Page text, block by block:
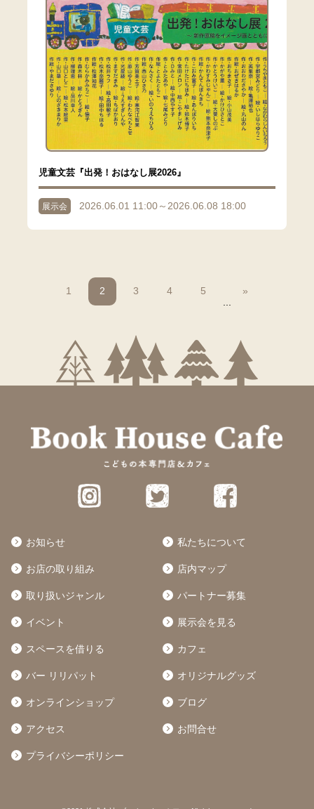
児童文芸『出発！おはなし展2026』
展示会 2026.06.01 11:00～2026.06.08 18:00
1 2 3 4
5
...
»
お知らせ 私たちについて
お店の取り組み 店内マップ
取り扱いジャンル パートナー募集
イベント 展示会を見る
スペースを借りる カフェ
バー リリパット オリジナルグッズ
オンラインショップ ブログ
アクセス お問合せ
プライバシーポリシー